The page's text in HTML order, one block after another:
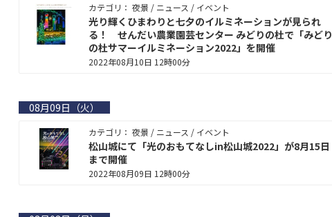
カテゴリ： 夜景 / ニュース / イベント
光り輝くひまわりと七夕のイルミネーションが見られ
る！ せんだい農業園芸センター みどりの杜で「みどり
の杜サマーイルミネーション2022」を開催
2022年08月10日 12時00分
08月09日（火）
カテゴリ： 夜景 / ニュース / イベント
松山城にて「光のおもてなしin松山城2022」が8月15日
まで開催
2022年08月09日 12時00分